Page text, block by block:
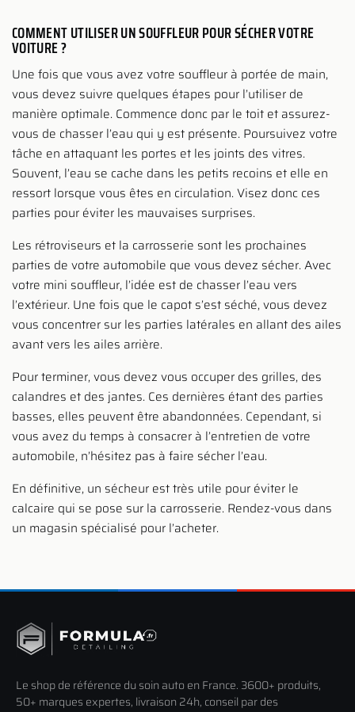
COMMENT UTILISER UN SOUFFLEUR POUR SÉCHER VOTRE
VOITURE ?
Une fois que vous avez votre souffleur à portée de main,
vous devez suivre quelques étapes pour l’utiliser de
manière optimale. Commence donc par le toit et assurez-
vous de chasser l’eau qui y est présente. Poursuivez votre
tâche en attaquant les portes et les joints des vitres.
Souvent, l’eau se cache dans les petits recoins et elle en
ressort lorsque vous êtes en circulation. Visez donc ces
parties pour éviter les mauvaises surprises.
Les rétroviseurs et la carrosserie sont les prochaines
parties de votre automobile que vous devez sécher. Avec
votre mini souffleur, l’idée est de chasser l’eau vers
l’extérieur. Une fois que le capot s’est séché, vous devez
vous concentrer sur les parties latérales en allant des ailes
avant vers les ailes arrière.
Pour terminer, vous devez vous occuper des grilles, des
calandres et des jantes. Ces dernières étant des parties
basses, elles peuvent être abandonnées. Cependant, si
vous avez du temps à consacrer à l’entretien de votre
automobile, n’hésitez pas à faire sécher l’eau.
En définitive, un sécheur est très utile pour éviter le
calcaire qui se pose sur la carrosserie. Rendez-vous dans
un magasin spécialisé pour l’acheter.
Le shop de référence du soin auto en France. 3600+ produits,
50+ marques expertes, livraison 24h, conseil par des